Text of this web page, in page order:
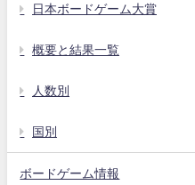
日本ボードゲーム大賞
概要と結果一覧
人数別
国別
ボードゲーム情報